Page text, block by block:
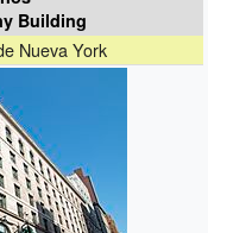
Building
Nueva York